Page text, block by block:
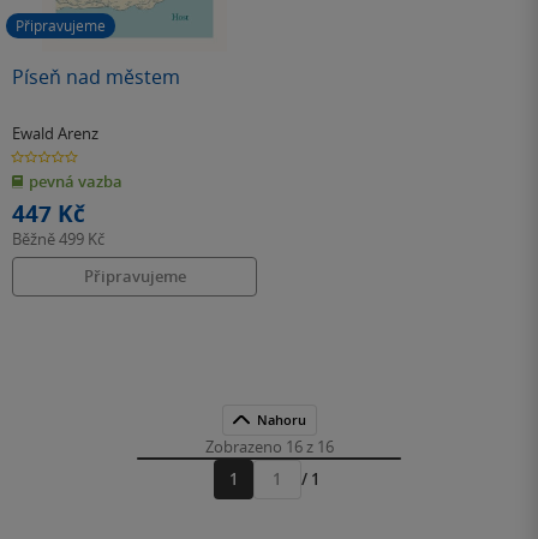
Připravujeme
Píseň nad městem
Ewald Arenz
0.0
z
5
hvězdiček
pevná vazba
447 Kč
Běžně499 Kč
Připravujeme
Nahoru
Zobrazeno 16 z 16
1
Přejít
/ 1